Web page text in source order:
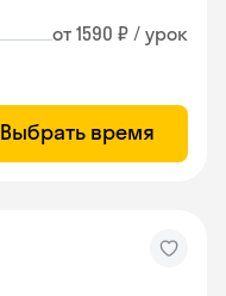
от 1590 ₽ / урок
Выбрать время